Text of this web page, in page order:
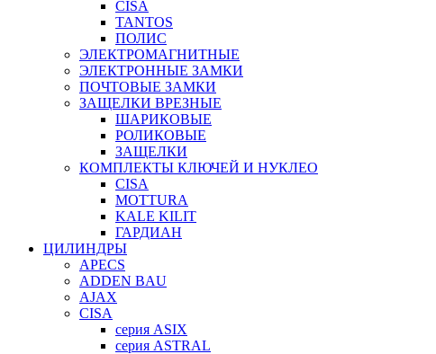
CISA
TANTOS
ПОЛИС
ЭЛЕКТРОМАГНИТНЫЕ
ЭЛЕКТРОННЫЕ ЗАМКИ
ПОЧТОВЫЕ ЗАМКИ
ЗАЩЕЛКИ ВРЕЗНЫЕ
ШАРИКОВЫЕ
РОЛИКОВЫЕ
ЗАЩЕЛКИ
КОМПЛЕКТЫ КЛЮЧЕЙ И НУКЛЕО
CISA
MOTTURA
KALE KILIT
ГАРДИАН
ЦИЛИНДРЫ
APECS
ADDEN BAU
AJAX
CISA
серия ASIX
серия ASTRAL